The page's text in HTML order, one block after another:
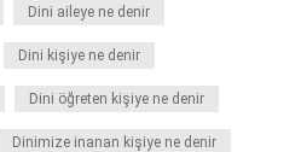
Dini aileye ne denir
Dini kişiye ne denir
Dini öğreten kişiye ne denir
Dinimize inanan kişiye ne denir